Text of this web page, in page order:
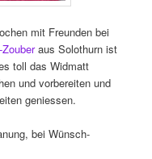
mit Freunden bei
aus Solothurn ist
toll das Widmatt
und vorbereiten und
geniessen.
bei Wünsch-